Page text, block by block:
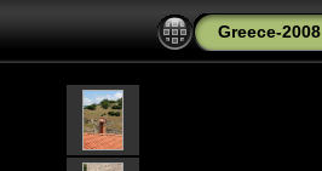
Greece-2008